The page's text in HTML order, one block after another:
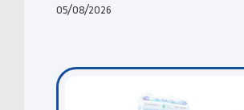
05/08/2026